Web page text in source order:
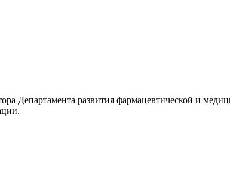
Департамента развития фармацевтической и